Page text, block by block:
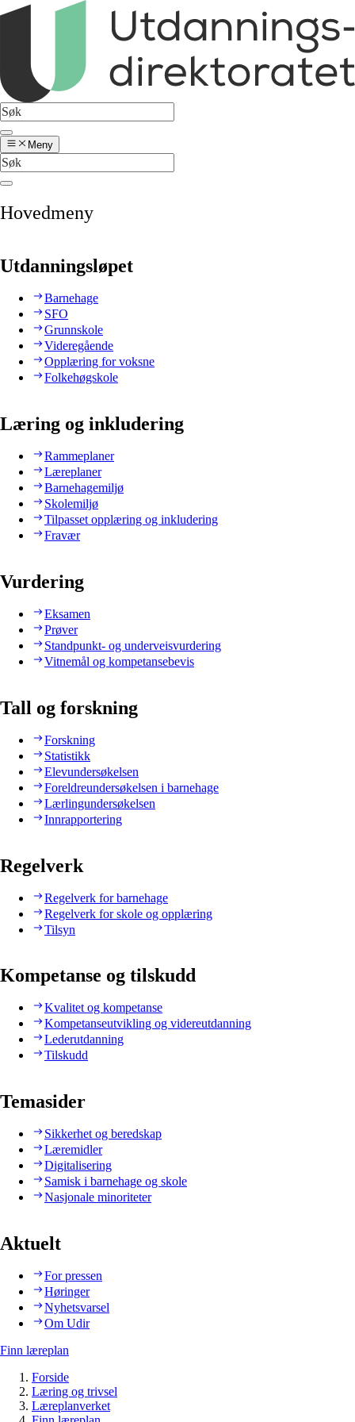
Meny
Hovedmeny
Utdanningsløpet
Barnehage
SFO
Grunnskole
Videregående
Opplæring for voksne
Folkehøgskole
Læring og inkludering
Rammeplaner
Læreplaner
Barnehagemiljø
Skolemiljø
Tilpasset opplæring og inkludering
Fravær
Vurdering
Eksamen
Prøver
Standpunkt- og underveisvurdering
Vitnemål og kompetansebevis
Tall og forskning
Forskning
Statistikk
Elevundersøkelsen
Foreldreundersøkelsen i barnehage
Lærlingundersøkelsen
Innrapportering
Regelverk
Regelverk for barnehage
Regelverk for skole og opplæring
Tilsyn
Kompetanse og tilskudd
Kvalitet og kompetanse
Kompetanseutvikling og videreutdanning
Lederutdanning
Tilskudd
Temasider
Sikkerhet og beredskap
Læremidler
Digitalisering
Samisk i barnehage og skole
Nasjonale minoriteter
Aktuelt
For pressen
Høringer
Nyhetsvarsel
Om Udir
Finn læreplan
Forside
Læring og trivsel
Læreplanverket